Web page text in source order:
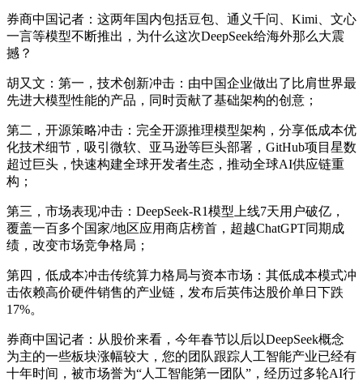
券商中国记者：这两年国内包括豆包、通义千问、Kimi、文心
一言等模型不断推出，为什么这次DeepSeek给海外那么大震
撼？
胡又文：第一，技术创新冲击：由中国企业做出了比肩世界最
先进大模型性能的产品，同时贡献了基础架构的创意；
第二，开源策略冲击：完全开源推理模型架构，分享低成本优
化技术细节，吸引微软、亚马逊等巨头部署，GitHub项目星数
超过巨头，快速构建全球开发者生态，推动全球AI供应链重
构；
第三，市场表现冲击：DeepSeek-R1模型上线7天用户破亿，
覆盖一百多个国家/地区应用商店榜首，超越ChatGPT同期成
绩，改变市场竞争格局；
第四，低成本冲击传统算力格局与资本市场：其低成本模式冲
击依赖高价硬件销售的产业链，发布后英伟达股价单日下跌
17%。
券商中国记者：从股价来看，今年春节以后以DeepSeek概念
为主的一些板块涨幅较大，您的团队跟踪人工智能产业已经有
十年时间，被市场誉为“人工智能第一团队”，经历过多轮AI行